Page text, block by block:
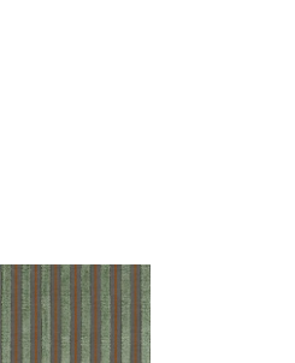
Voir tous les tissus